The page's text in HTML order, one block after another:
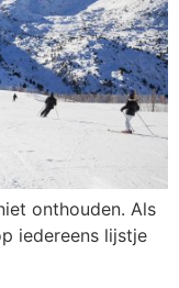
onthouden. Als
iedereens lijstje